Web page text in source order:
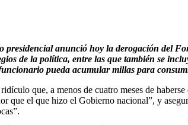
presidencial anunció hoy la derogación del
de la política, entre las que también se
pueda acumular millas para
que, a menos de cuatro meses de
que el que hizo el Gobierno nacional”, y